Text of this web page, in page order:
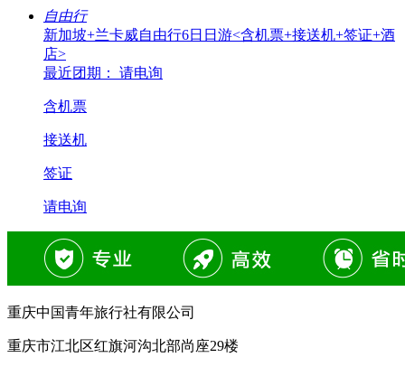
自由行
新加坡+兰卡威自由行6日日游<含机票+接送机+签证+酒
店>
最近团期： 请电询
含机票
接送机
签证
请电询
重庆中国青年旅行社有限公司
重庆市江北区红旗河沟北部尚座29楼